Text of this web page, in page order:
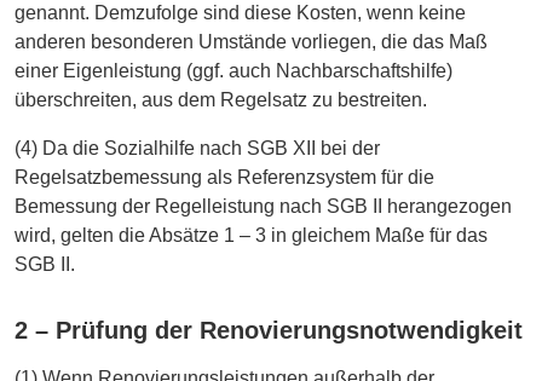
genannt. Demzufolge sind diese Kosten, wenn keine
anderen besonderen Umstände vorliegen, die das Maß
einer Eigenleistung (ggf. auch Nachbarschaftshilfe)
überschreiten, aus dem Regelsatz zu bestreiten.
(4) Da die Sozialhilfe nach SGB XII bei der
Regelsatzbemessung als Referenzsystem für die
Bemessung der Regelleistung nach SGB II herangezogen
wird, gelten die Absätze 1 – 3 in gleichem Maße für das
SGB II.
2 – Prüfung der Renovierungsnotwendigkeit